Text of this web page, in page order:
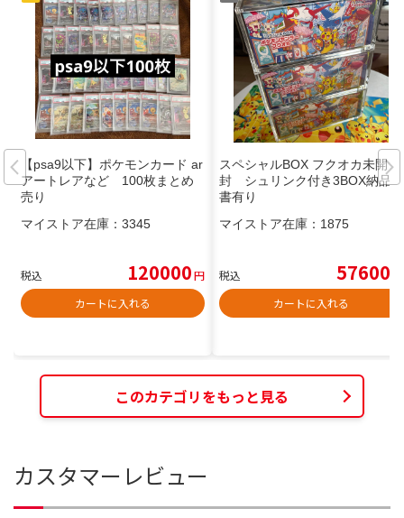
【psa9以下】ポケモンカード ar
アートレアなど 100枚まとめ
売り
マイストア在庫： 3345
税込 120000円
カートに入れる
スペシャルBOX フクオカ未開
封 シュリンク付き3BOX納品
書有り
マイストア在庫： 1875
税込 57600
カートに入れる
このカテゴリをもっと見る
カスタマーレビュー